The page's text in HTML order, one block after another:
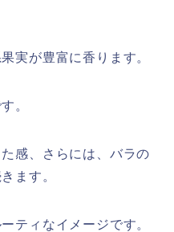
実が豊富に香ります。
。
感、さらには、バラの
ます。
ティなイメージです。